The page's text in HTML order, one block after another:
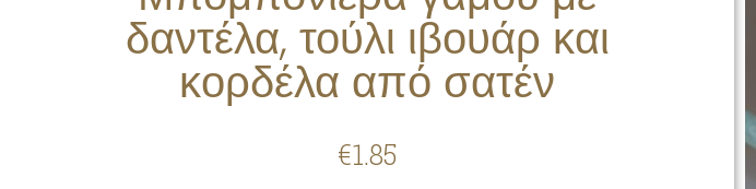
δαντέλα, τούλι ιβουάρ και
κορδέλα από σατέν
€1.85